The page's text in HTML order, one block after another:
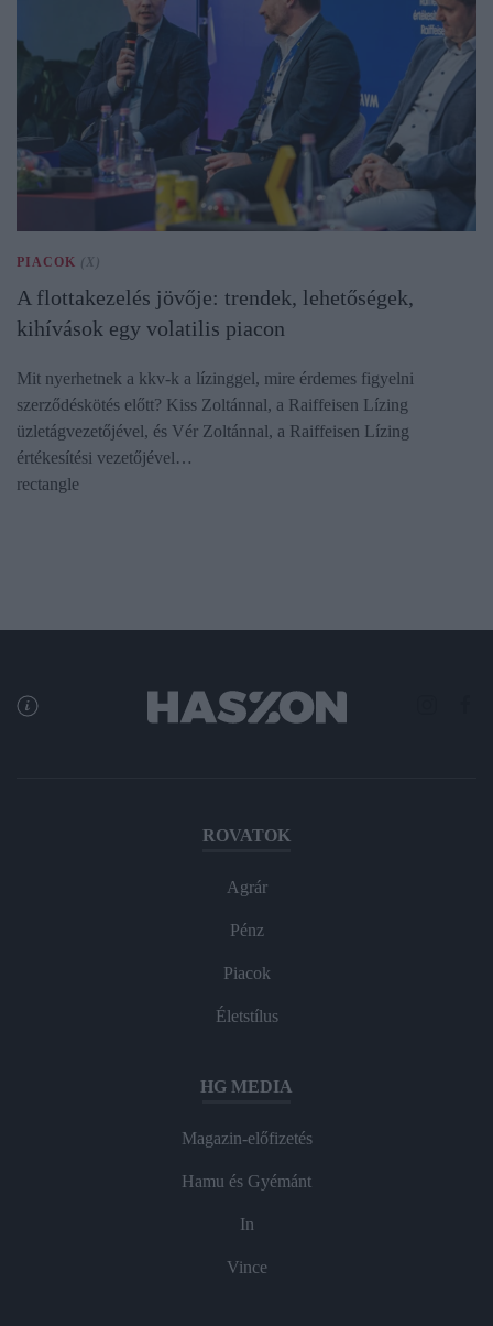
PIACOK (X)
A flottakezelés jövője: trendek, lehetőségek,
kihívások egy volatilis piacon
Mit nyerhetnek a kkv-k a lízinggel, mire érdemes figyelni
szerződéskötés előtt? Kiss Zoltánnal, a Raiffeisen Lízing
üzletágvezetőjével, és Vér Zoltánnal, a Raiffeisen Lízing
értékesítési vezetőjével…
rectangle
ROVATOK
Agrár
Pénz
Piacok
Életstílus
HG MEDIA
Magazin-előfizetés
Hamu és Gyémánt
In
Vince